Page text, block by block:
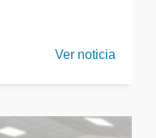
Ver noticia